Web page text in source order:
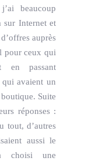
beaucoup
sur Internet et
auprès
pour ceux qui
en passant
avaient un
Suite
réponses :
tout, d’autres
aussi le
choisi une